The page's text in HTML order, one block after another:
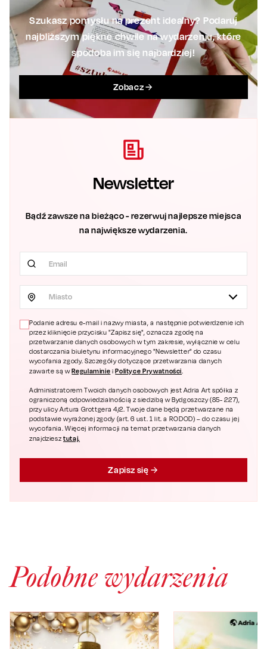
Szukasz pomysłu na prezent idealny? Podaruj
najbliższym piękne chwile na wydarzeniu, które
spodoba im się najbardziej!
Zobacz
Newsletter
Bądź zawsze na bieżąco - rezerwuj najlepsze miejsca
na największe wydarzenia.
Miasto
Podanie adresu e-mail i nazwy miasta, a następnie potwierdzenie ich
przez kliknięcie przycisku "Zapisz się", oznacza zgodę na
przetwarzanie danych osobowych w tym zakresie, wyłącznie w celu
dostarczania biuletynu informacyjnego "Newsletter" do czasu
wycofania zgody. Szczegóły dotyczące przetwarzania danych
zawarte są wRegulaminie i Polityce Prywatności.
Administratorem Twoich danych osobowych jest Adria Art spółka z
ograniczoną odpowiedzialnością z siedzibą w Bydgoszczy (85- 227),
przy ulicy Artura Grottgera 4/2. Twoje dane będą przetwarzane na
podstawie wyrażonej zgody (art. 6 ust. 1 lit. a RODOD) – do czasu jej
wycofania. Więcej informacji na temat przetwarzania danych
znajdziesztutaj.
Zapisz się
Podobne wydarzenia